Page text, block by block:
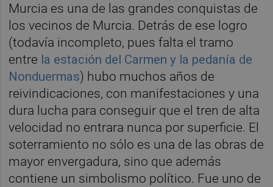
Murcia es una de las grandes conquistas de
los vecinos de Murcia. Detrás de ese logro
(todavía incompleto, pues falta el tramo
entre la estación del Carmen y la pedanía de
Nonduermas) hubo muchos años de
reivindicaciones, con manifestaciones y una
dura lucha para conseguir que el tren de alta
velocidad no entrara nunca por superficie. El
soterramiento no sólo es una de las obras de
mayor envergadura, sino que además
contiene un simbolismo político. Fue uno de